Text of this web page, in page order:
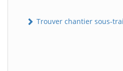
Trouver chantier sous-